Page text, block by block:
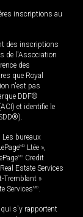
inscriptions au
des inscriptions
de l'Association
des
que Royal
n'est pas
DDF®
et identifie le
bureaux
MD Ltée »,
MD Credit
Estate Services
Tremblant »
ServicesMD.
s'y rapportent